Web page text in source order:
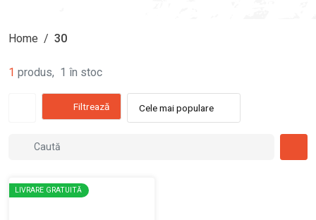
Home / 30
1 produs, 1 în stoc
Filtrează Cele mai populare
LIVRARE GRATUITĂ